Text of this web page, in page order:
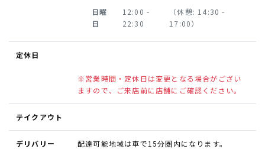
日曜
日
12:00 -
22:30
（休憩: 14:30 -
17:00）
定休日
※営業時間・定休日は変更となる場合がござい
ますので、ご来店前に店舗にご確認ください。
テイクアウト
デリバリー
配達可能地域は車で15分圏内になります。